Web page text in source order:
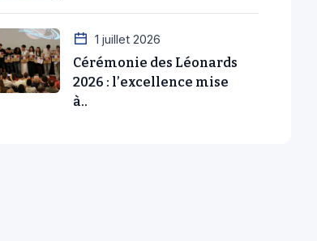
1 juillet 2026
Cérémonie des Léonards
2026 : l’excellence mise
à..